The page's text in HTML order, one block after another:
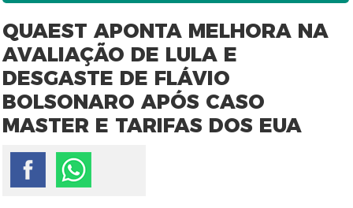
QUAEST APONTA MELHORA NA
AVALIAÇÃO DE LULA E
DESGASTE DE FLÁVIO
BOLSONARO APÓS CASO
MASTER E TARIFAS DOS EUA